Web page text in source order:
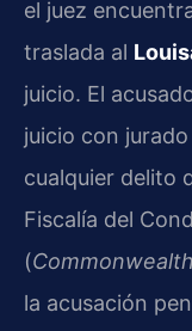
el juez
traslada al
juicio. El
juicio con
cualquier delito
Fiscalía del
(
la acusación